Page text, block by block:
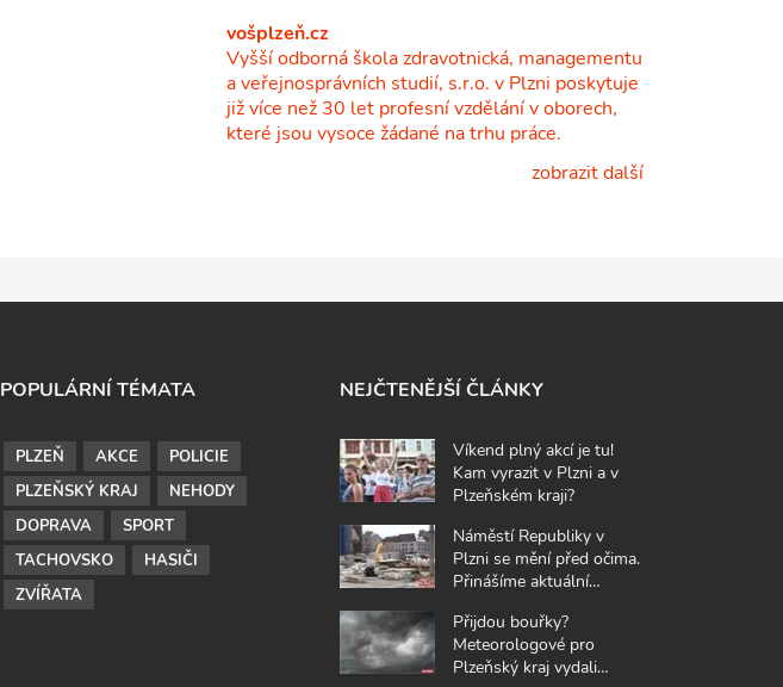
vošplzeň.cz
Vyšší odborná škola zdravotnická, managementu
a veřejnosprávních studií, s.r.o. v Plzni poskytuje
již více než 30 let profesní vzdělání v oborech,
které jsou vysoce žádané na trhu práce.
zobrazit další
POPULÁRNÍ TÉMATA
PLZEŇ AKCE
POLICIE
PLZEŇSKÝ KRAJ
NEHODY
DOPRAVA
SPORT
TACHOVSKO
HASIČI
ZVÍŘATA
NEJČTENĚJŠÍ ČLÁNKY
Víkend plný akcí je tu!
Kam vyrazit v Plzni a v
Plzeňském kraji?
Náměstí Republiky v
Plzni se mění před očima.
Přinášíme aktuální
Přijdou bouřky?
Meteorologové pro
Plzeňský kraj vydali